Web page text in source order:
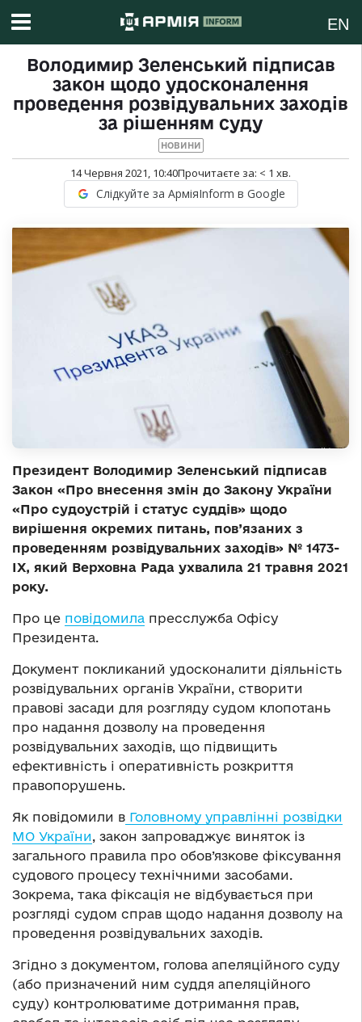
EN
Володимир Зеленський підписав
закон щодо удосконалення
проведення розвідувальних заходів
за рішенням суду
НОВИНИ
14 Червня 2021, 10:40Прочитаєте за: < 1 хв.
Слідкуйте за АрміяInform в Google
Президент Володимир Зеленський підписав
Закон «Про внесення змін до Закону України
«Про судоустрій і статус суддів» щодо
вирішення окремих питань, пов’язаних з
проведенням розвідувальних заходів» № 1473-
ІХ, який Верховна Рада ухвалила 21 травня 2021
року.
Про це повідомила пресслужба Офісу
Президента.
Документ покликаний удосконалити діяльність
розвідувальних органів України, створити
правові засади для розгляду судом клопотань
про надання дозволу на проведення
розвідувальних заходів, що підвищить
ефективність і оперативність розкриття
правопорушень.
Як повідомили в Головному управлінні розвідки
МО України, закон запроваджує виняток із
загального правила про обов’язкове фіксування
судового процесу технічними засобами.
Зокрема, така фіксація не відбувається при
розгляді судом справ щодо надання дозволу на
проведення розвідувальних заходів.
Згідно з документом, голова апеляційного суду
(або призначений ним суддя апеляційного
суду) контролюватиме дотримання прав,